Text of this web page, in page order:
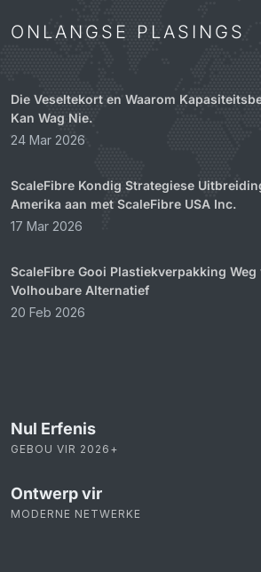
ONLANGSE PLASINGS
Die Veseltekort en Waarom
Kan Wag Nie.
24 Mar 2026
ScaleFibre Kondig Strategiese
Amerika aan met ScaleFibre USA Inc.
17 Mar 2026
ScaleFibre Gooi Plastiekverpakking
Volhoubare Alternatief
20 Feb 2026
Nul Erfenis
GEBOU VIR 2026+
Ontwerp vir
MODERNE NETWERKE